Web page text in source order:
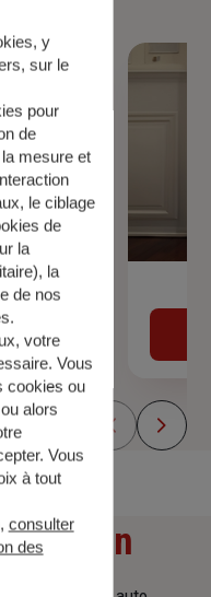
y
sur le
pour
de
la mesure et
le ciblage
de
la
), la
de nos
votre
Vous
cookies ou
alors
Vous
à tout
consulter
des